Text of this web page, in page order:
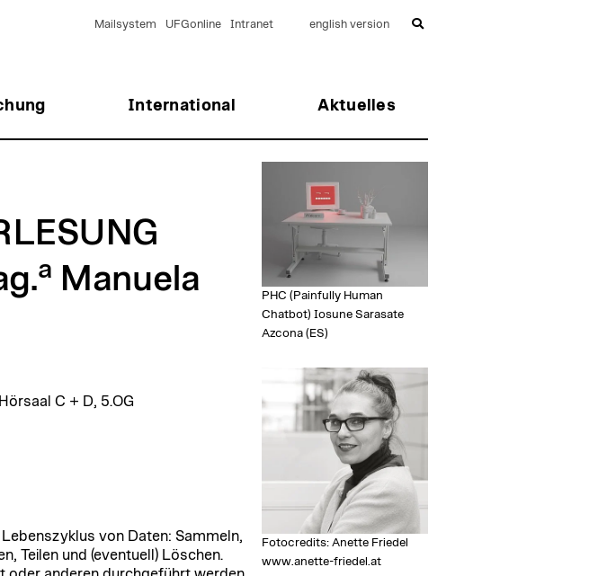
International Aktuelles
Mailsystem UFGonline Intranet english version
a Manuela
C + D, 5.OG
von Daten: Sammeln,
Teilen und (eventuell) Löschen.
PHC (Painfully Human
Chatbot) Iosune Sarasate
Azcona (ES)
Fotocredits: Anette Friedel
www.anette-friedel.at